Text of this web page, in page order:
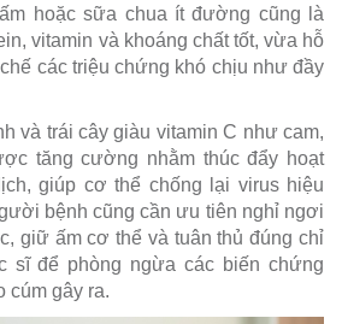
hoặc sữa chua ít đường cũng là
vitamin và khoáng chất tốt, vừa hỗ
các triệu chứng khó chịu như đầy
và trái cây giàu vitamin C như cam,
tăng cường nhằm thúc đẩy hoạt
giúp cơ thể chống lại virus hiệu
bệnh cũng cần ưu tiên nghỉ ngơi
giữ ấm cơ thể và tuân thủ đúng chỉ
sĩ để phòng ngừa các biến chứng
cúm gây ra.